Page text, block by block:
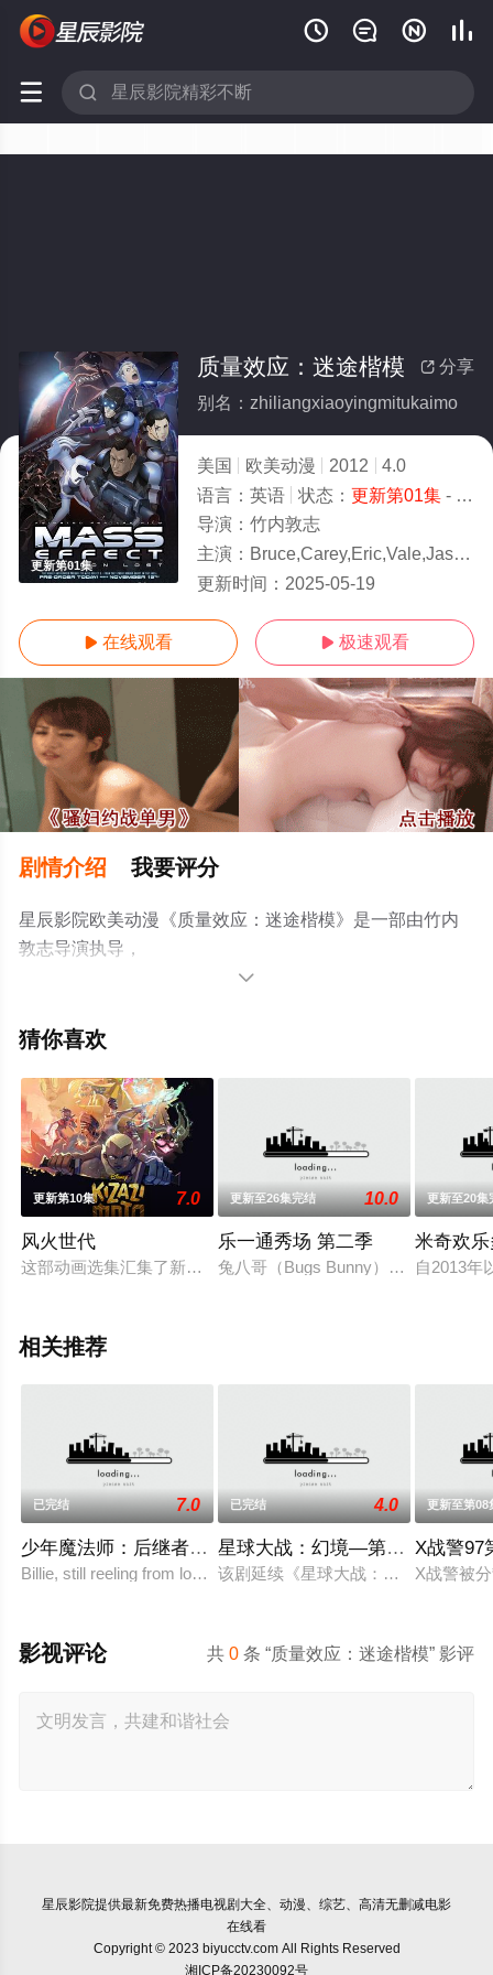
   
 
更新第01集
 分享
质量效应：迷途楷模
别名：zhiliangxiaoyingmitukaimo
美国 欧美动漫 2012
4.0
语言： 英语 状态： 更新第01集- 免费在线观看
导演： 竹内敦志
主演： Bruce,Carey,Eric,Vale,Jason,Douglas,Josh,Grelle,Laura,Bai
更新时间： 2025-05-19
 在线观看  极速观看
剧情介绍 我要评分
星辰影院欧美动漫《质量效应：迷途楷模》是一部由竹内
敦志导演执导，
动漫全集就上星辰电影院，更多剧情信息可移步至豆瓣动

猜你喜欢
更新第10集 7.0
风火世代
这部动画选集汇集了新一波的动画明星，带你踏上一段疯狂有趣
更新至26集完结 10.0
乐一通秀场 第二季
兔八哥（Bugs Bunny）和达菲鸭（
更新至20集
米奇欢
自2013年
相关推荐
已完结 7.0
少年魔法师：后继者第三季
Billie, still reeling from losing Alex at
已完结 4.0
星球大战：幻境—第九个绝地武
该剧延续《星球大战：幻境》的世界
更新至第08
X战警97
X战警被
共0 条 “质量效应：迷途楷模” 影评
影视评论
星辰影院提供最新免费热播电视剧大全、动漫、综艺、高清无删减电影
在线看
Copyright © 2023 biyucctv.com All Rights Reserved
湘ICP备20230092号